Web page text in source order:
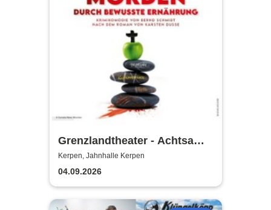
Grenzlandtheater - Achtsam
Morden durch bewusste
Ernährung
Kerpen, Jahnhalle Kerpen
04.09.2026